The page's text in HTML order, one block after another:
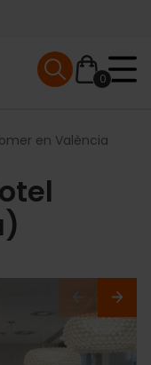
0
Mobile menu
en València